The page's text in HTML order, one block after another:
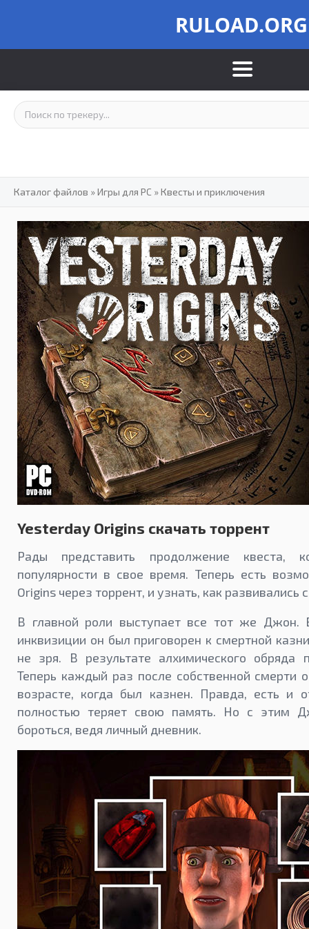
RULOAD.ORG
Каталог файлов »Игры для PC »Квесты и приключения
Yesterday Origins скачать торрент
Рады представить продолжение квеста,
популярности в свое время. Теперь есть
Origins через торрент, и узнать, как развивались
В главной роли выступает все тот же Джон.
инквизиции он был приговорен к смертной
не зря. В результате алхимического обряда
Теперь каждый раз после собственной
возрасте, когда был казнен. Правда, есть и
полностью теряет свою память. Но с этим
бороться, ведя личный дневник.